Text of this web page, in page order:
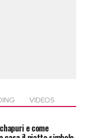
VIDEOS
e come